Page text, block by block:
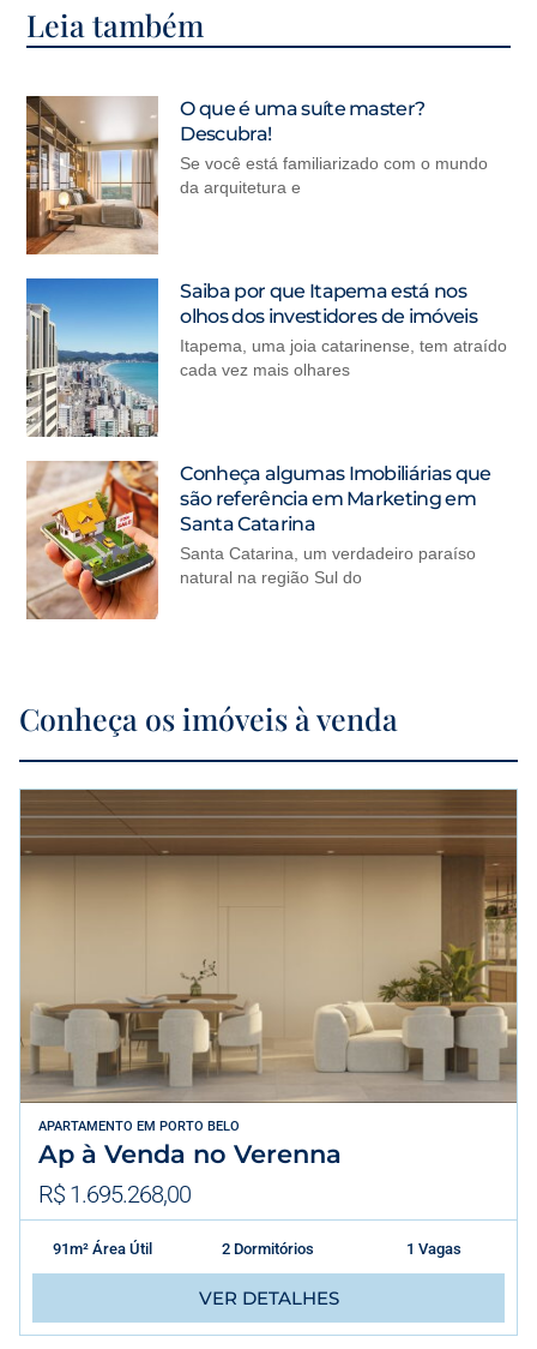
Leia também
O que é uma suíte master?
Descubra!
Se você está familiarizado com o mundo
da arquitetura e
Saiba por que Itapema está nos
olhos dos investidores de imóveis
Itapema, uma joia catarinense, tem atraído
cada vez mais olhares
Conheça algumas Imobiliárias que
são referência em Marketing em
Santa Catarina
Santa Catarina, um verdadeiro paraíso
natural na região Sul do
Conheça os imóveis à venda
APARTAMENTO EM PORTO BELO
Ap à Venda no Verenna
R$ 1.695.268,00
91m² Área Útil 2 Dormitórios 1 Vagas
VER DETALHES